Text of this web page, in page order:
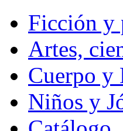
Ficción y
Artes,
Cuerpo y
Niños y